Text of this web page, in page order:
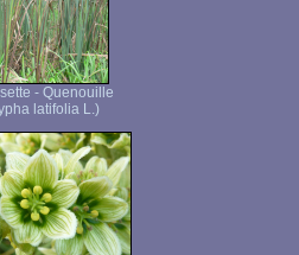
- Quenouille
latifolia L.)